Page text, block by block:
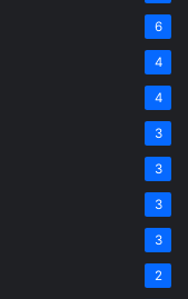
6
4
4
3
3
3
3
2